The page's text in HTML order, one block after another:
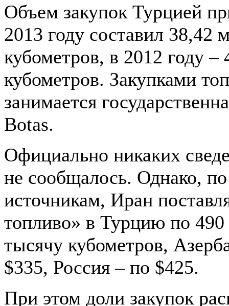
Объем закупок Турцией
2013 году составил 38,42
кубометров, в 2012 году –
кубометров. Закупками
занимается
Botas.
Официально никаких
не сообщалось. Однако,
источникам, Иран
топливо» в Турцию по 490
тысячу кубометров,
$335, Россия – по $425.
При этом доли закупок